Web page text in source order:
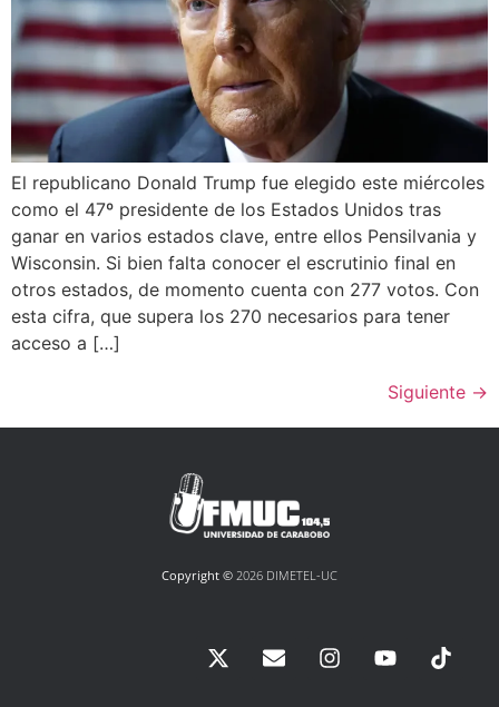
El republicano Donald Trump fue elegido este miércoles
como el 47º presidente de los Estados Unidos tras
ganar en varios estados clave, entre ellos Pensilvania y
Wisconsin. Si bien falta conocer el escrutinio final en
otros estados, de momento cuenta con 277 votos. Con
esta cifra, que supera los 270 necesarios para tener
acceso a […]
Siguiente →
Copyright © 2026 DIMETEL-UC